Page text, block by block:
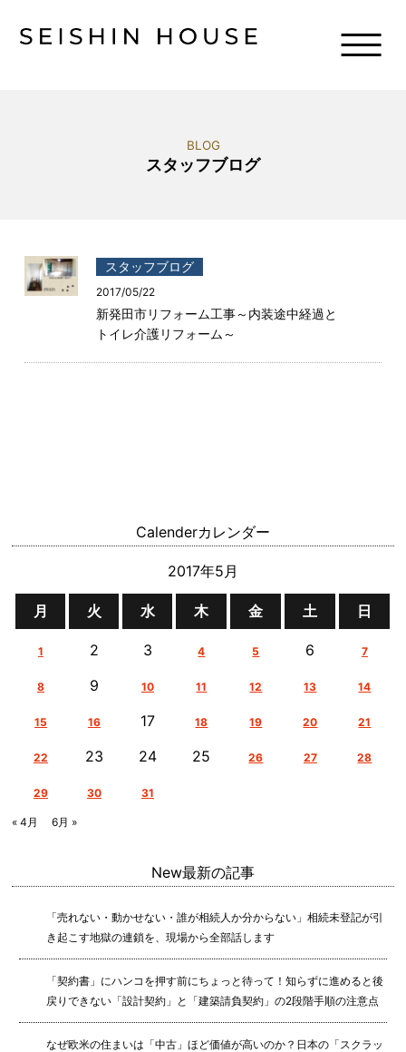
BLOG
スタッフブログ
スタッフブログ
2017/05/22
新発田市リフォーム工事～内装途中経過と
トイレ介護リフォーム～
Calenderカレンダー
2017年5月
月 火 水 木 金 土 日
1 2 3 4 5 6 7
8 9 10 11 12 13 14
15 16 17 18 19 20 21
22 23 24 25 26 27 28
29 30 31
« 4月 6月 »
New最新の記事
「売れない・動かせない・誰が相続人か分からない」相続未登記が引
き起こす地獄の連鎖を、現場から全部話します
「契約書」にハンコを押す前にちょっと待って！知らずに進めると後
戻りできない「設計契約」と「建築請負契約」の2段階手順の注意点
なぜ欧米の住まいは「中古」ほど価値が高いのか？日本の「スクラッ